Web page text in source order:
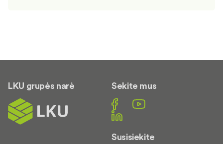
LKU grupės narė Sekite mus
Susisiekite